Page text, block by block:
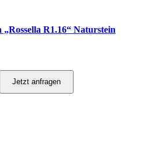
R1.16“ Naturstein
Jetzt anfragen